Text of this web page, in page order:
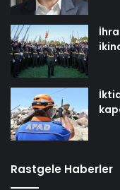
Rastgele Haberler